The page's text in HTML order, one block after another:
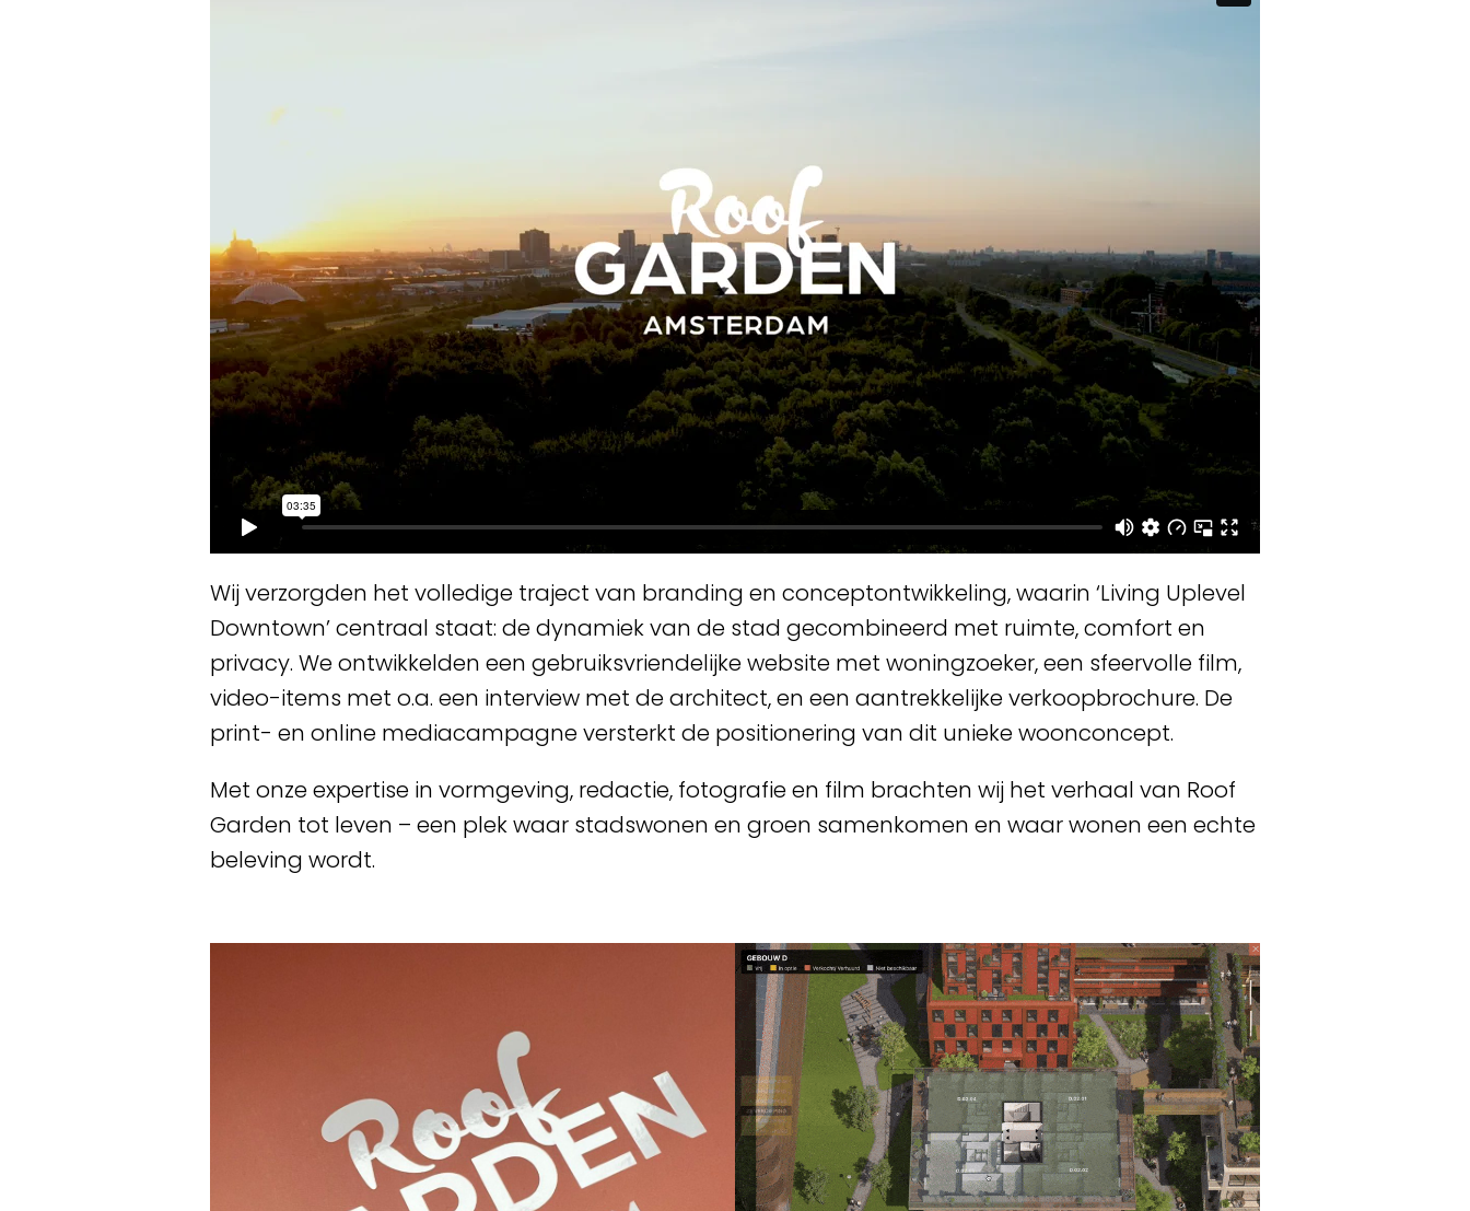
Wij verzorgden het volledige traject van branding en conceptontwikkeling, waarin ‘Living Uplevel
Downtown’ centraal staat: de dynamiek van de stad gecombineerd met ruimte, comfort en
privacy. We ontwikkelden een gebruiksvriendelijke website met woningzoeker, een sfeervolle film,
video-items met o.a. een interview met de architect, en een aantrekkelijke verkoopbrochure. De
print- en online mediacampagne versterkt de positionering van dit unieke woonconcept.
Met onze expertise in vormgeving, redactie, fotografie en film brachten wij het verhaal van Roof
Garden tot leven – een plek waar stadswonen en groen samenkomen en waar wonen een echte
beleving wordt.